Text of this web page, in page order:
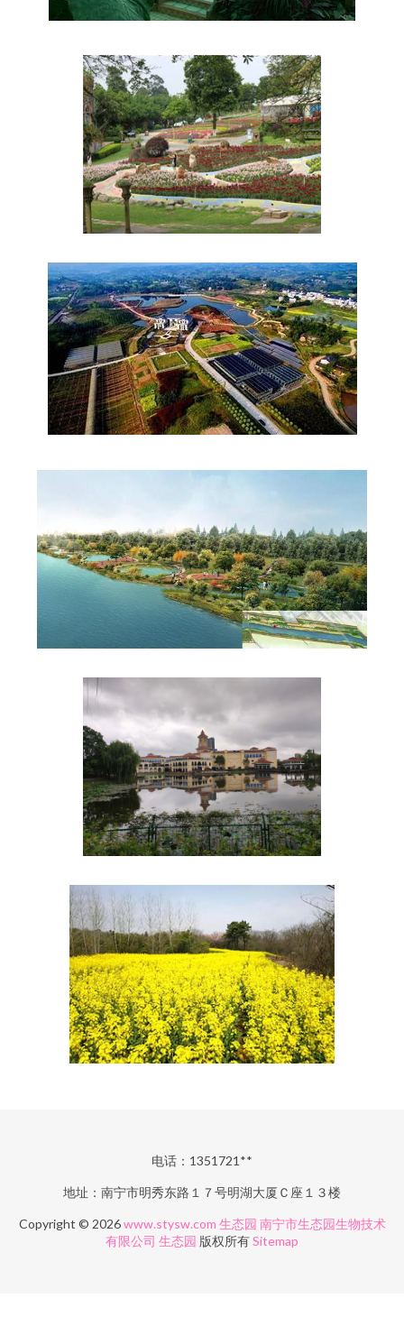
电话：1351721**
地址：南宁市明秀东路１７号明湖大厦Ｃ座１３楼
Copyright © 2026www.stysw.com 生态园 南宁市生态园生物技术
有限公司 生态园 版权所有Sitemap